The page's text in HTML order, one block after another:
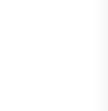
de segurança e